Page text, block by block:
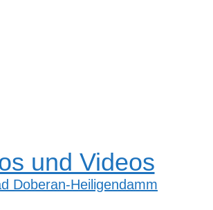
und Videos
Doberan-Heiligendamm